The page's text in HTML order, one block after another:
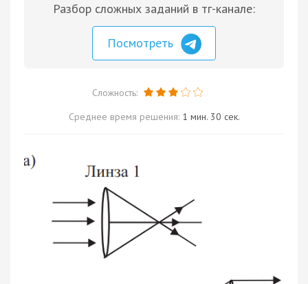
Разбор сложных заданий в тг-канале:
Посмотреть
Сложность:
Среднее время решения: 1 мин. 30 сек.